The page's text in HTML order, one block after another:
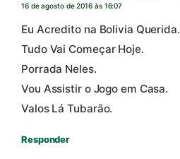
16 de agosto de 2016 às 16:07
Eu Acredito na Bolivia Querida.
Tudo Vai Começar Hoje.
Porrada Neles.
Vou Assistir o Jogo em Casa.
Valos Lá Tubarão.
Responder